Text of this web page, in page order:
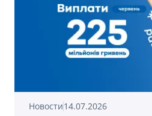
Новости14.07.2026